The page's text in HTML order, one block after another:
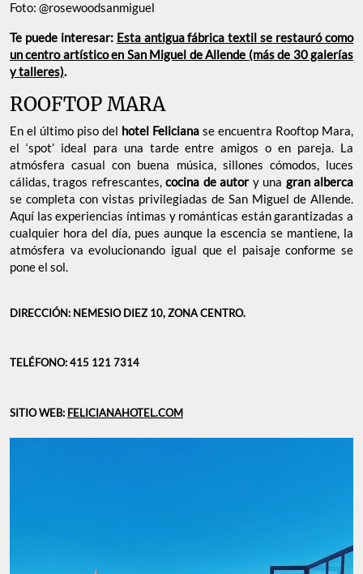
se completa con vistas privilegiadas de San Miguel de Allende.
cualquier hora del día, pues aunque la escencia se mantiene, la
atmósfera va evolucionando igual que el paisaje conforme se
pone el sol.
DIRECCIÓN: NEMESIO DIEZ 10, ZONA CENTRO.
TELÉFONO: 415 121 7314
SITIO WEB: FELICIANAHOTEL.COM